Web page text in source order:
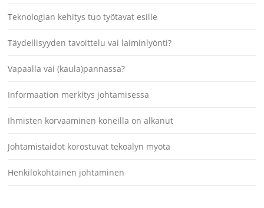
Teknologian kehitys tuo työtavat esille
Täydellisyyden tavoittelu vai laiminlyönti?
Vapaalla vai (kaula)pannassa?
Informaation merkitys johtamisessa
Ihmisten korvaaminen koneilla on alkanut
Johtamistaidot korostuvat tekoälyn myötä
Henkilökohtainen johtaminen